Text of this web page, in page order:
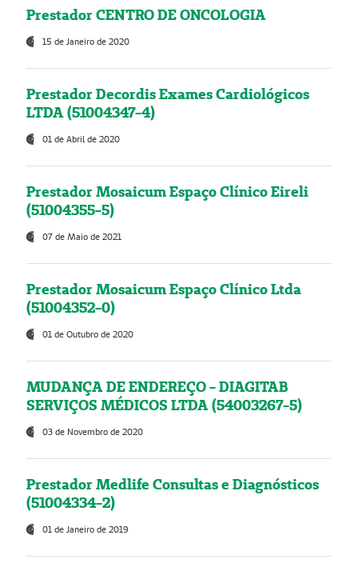
Prestador CENTRO DE ONCOLOGIA
15 de Janeiro de 2020
Prestador Decordis Exames Cardiológicos
LTDA (51004347-4)
01 de Abril de 2020
Prestador Mosaicum Espaço Clínico Eireli
(51004355-5)
07 de Maio de 2021
Prestador Mosaicum Espaço Clínico Ltda
(51004352-0)
01 de Outubro de 2020
MUDANÇA DE ENDEREÇO - DIAGITAB
SERVIÇOS MÉDICOS LTDA (54003267-5)
03 de Novembro de 2020
Prestador Medlife Consultas e Diagnósticos
(51004334-2)
01 de Janeiro de 2019